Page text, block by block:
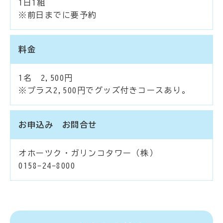
1日1組
※前日までに要予約
料金
1名 2,500円
※プラス2,500円でグッズ付きコースあり。
お申込み お問合せ
オホーツク・ガリンコタワー（株）
0158-24-8000